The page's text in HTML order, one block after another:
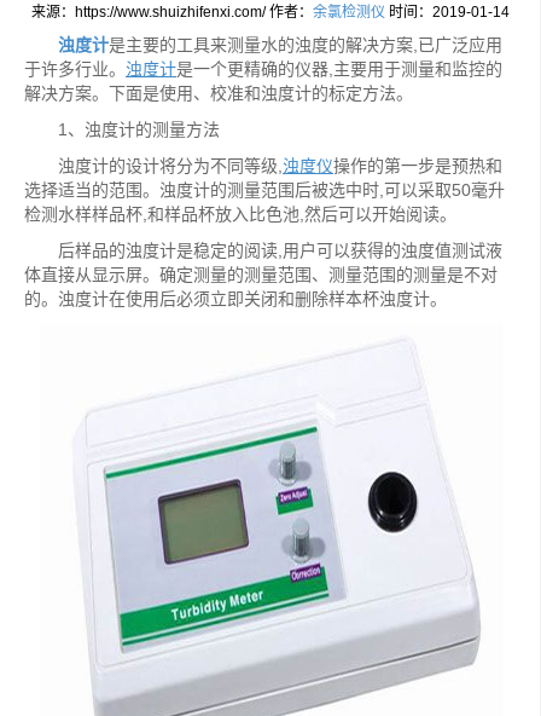
来源：https://www.shuizhifenxi.com/ 作者： 余氯检测仪 时间：2019-01-14
浊度计是主要的工具来测量水的浊度的解决方案,已广泛应用
于许多行业。 浊度计是一个更精确的仪器,主要用于测量和监控的
解决方案。下面是使用、校准和浊度计的标定方法。
1、浊度计的测量方法
浊度计的设计将分为不同等级, 浊度仪操作的第一步是预热和
选择适当的范围。浊度计的测量范围后被选中时,可以采取50毫升
检测水样样品杯,和样品杯放入比色池,然后可以开始阅读。
后样品的浊度计是稳定的阅读,用户可以获得的浊度值测试液
体直接从显示屏。确定测量的测量范围、测量范围的测量是不对
的。浊度计在使用后必须立即关闭和删除样本杯浊度计。